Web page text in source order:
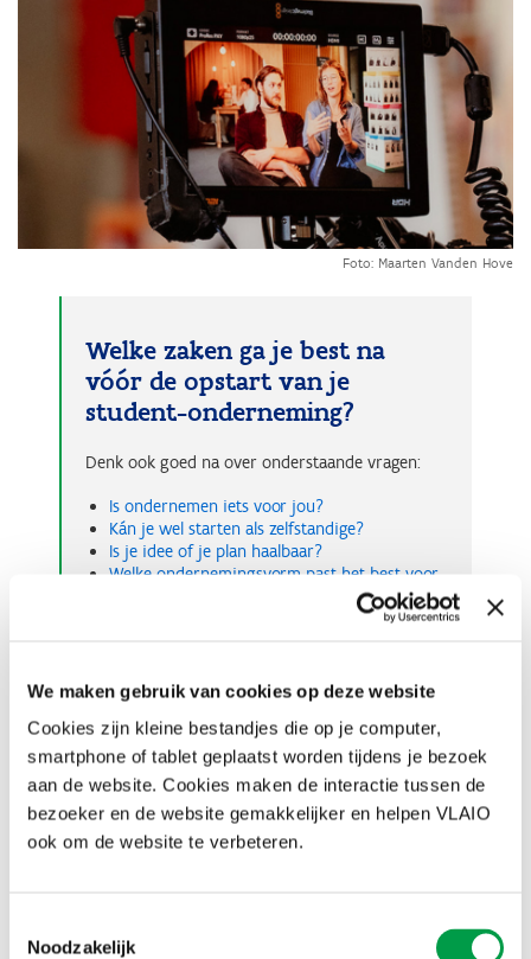
We maken gebruik van cookies op deze website
Cookies zijn kleine bestandjes die op je computer,
smartphone of tablet geplaatst worden tijdens je bezoek
aan de website. Cookies maken de interactie tussen de
bezoeker en de website gemakkelijker en helpen VLAIO
ook om de website te verbeteren.
Noodzakelijk
Foto: Maarten Vanden Hove
Welke zaken ga je best na
vóór de opstart van je
student-onderneming?
Denk ook goed na over onderstaande vragen:
Is ondernemen iets voor jou?
Kán je wel starten als zelfstandige?
Is je idee of je plan haalbaar?
Welke ondernemingsvorm past het best voor
Heb je genoeg geld om een onderneming op
te starten?
Welke naam kies je voor je onderneming?
Heb je al een domeinnaam gereserveerd en
geregistreerd?
Al gehoord van intellectuele eigendom?
Zullen je activiteiten onder de btw-plicht
vallen of kan je een vrijstelling aanvragen?